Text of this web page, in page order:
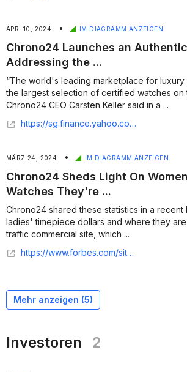
APR. 10, 2024 • IM DIAGRAMM ANZEIGEN
Chrono24 Launches an
Addressing the ...
“The world's leading marketplace for
the largest selection of certified watches on
Chrono24 CEO Carsten Keller said in a ...
https://sg.finance.yahoo.com/news/chrono24-launches-authentication-program-addressing-183000535.html
MÄRZ 24, 2024 • IM DIAGRAMM ANZEIGEN
Chrono24 Sheds Light On
Watches They're ...
Chrono24 shared these statistics in a recent
ladies' timepiece dollars and where they
traffic commercial site, which ...
https://www.forbes.com/sites/nancyolson/2024/03/23/chrono24-sheds-light-on-women-and-what-watches-theyre-wearing/
Mehr anzeigen (5)
Investoren 2